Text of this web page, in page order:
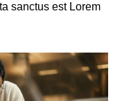
sanctus est Lorem